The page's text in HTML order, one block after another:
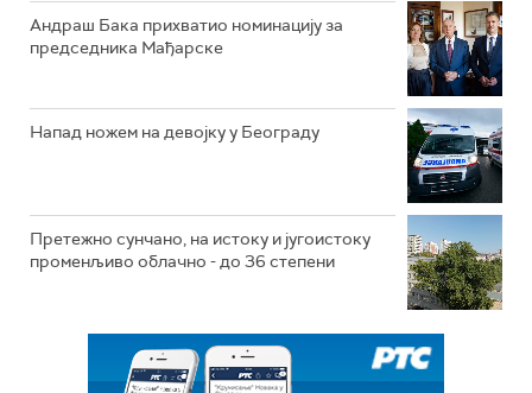
Андраш Бака прихватио номинацију за
председника Мађарске
Напад ножем на девојку у Београду
Претежно сунчано, на истоку и југоистоку
променљиво облачно - до 36 степени